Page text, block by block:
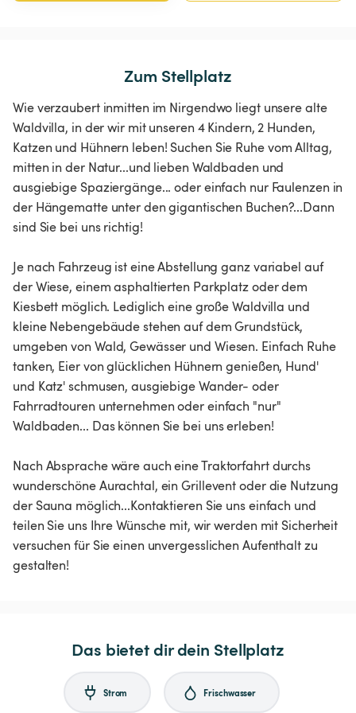
Zum Stellplatz
Wie verzaubert inmitten im Nirgendwo liegt unsere alte
Waldvilla, in der wir mit unseren 4 Kindern, 2 Hunden,
Katzen und Hühnern leben! Suchen Sie Ruhe vom Alltag,
mitten in der Natur...und lieben Waldbaden und
ausgiebige Spaziergänge... oder einfach nur Faulenzen in
der Hängematte unter den gigantischen Buchen?...Dann
sind Sie bei uns richtig!
Je nach Fahrzeug ist eine Abstellung ganz variabel auf
der Wiese, einem asphaltierten Parkplatz oder dem
Kiesbett möglich. Lediglich eine große Waldvilla und
kleine Nebengebäude stehen auf dem Grundstück,
umgeben von Wald, Gewässer und Wiesen. Einfach Ruhe
tanken, Eier von glücklichen Hühnern genießen, Hund'
und Katz' schmusen, ausgiebige Wander- oder
Fahrradtouren unternehmen oder einfach "nur"
Waldbaden... Das können Sie bei uns erleben!
Nach Absprache wäre auch eine Traktorfahrt durchs
wunderschöne Aurachtal, ein Grillevent oder die Nutzung
der Sauna möglich...Kontaktieren Sie uns einfach und
teilen Sie uns Ihre Wünsche mit, wir werden mit Sicherheit
versuchen für Sie einen unvergesslichen Aufenthalt zu
gestalten!
Das bietet dir dein Stellplatz
Strom Frischwasser